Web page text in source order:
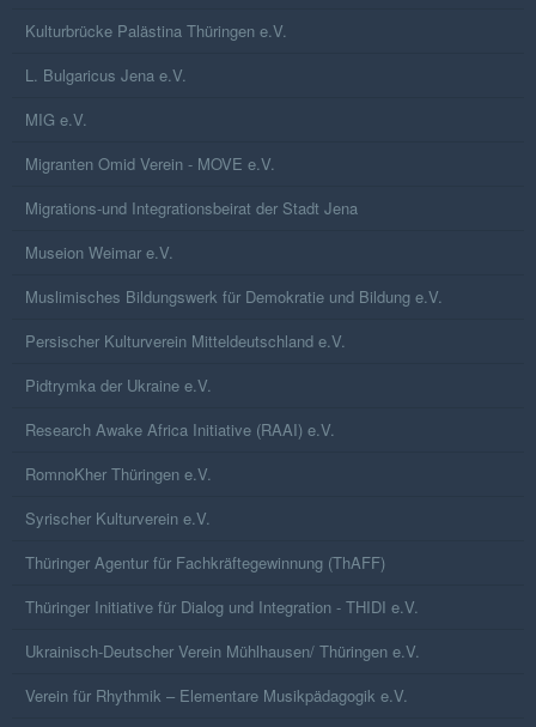
Kulturbrücke Palästina Thüringen e.V.
L. Bulgaricus Jena e.V.
MIG e.V.
Migranten Omid Verein - MOVE e.V.
Migrations-und Integrationsbeirat der Stadt Jena
Museion Weimar e.V.
Muslimisches Bildungswerk für Demokratie und Bildung e.V.
Persischer Kulturverein Mitteldeutschland e.V.
Pidtrymka der Ukraine e.V.
Research Awake Africa Initiative (RAAI) e.V.
RomnoKher Thüringen e.V.
Syrischer Kulturverein e.V.
Thüringer Agentur für Fachkräftegewinnung (ThAFF)
Thüringer Initiative für Dialog und Integration - THIDI e.V.
Ukrainisch-Deutscher Verein Mühlhausen/ Thüringen e.V.
Verein für Rhythmik – Elementare Musikpädagogik e.V.